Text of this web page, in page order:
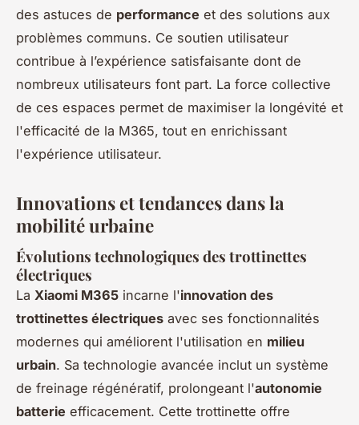
des astuces de performance et des solutions aux
problèmes communs. Ce soutien utilisateur
contribue à l’expérience satisfaisante dont de
nombreux utilisateurs font part. La force collective
de ces espaces permet de maximiser la longévité et
l'efficacité de la M365, tout en enrichissant
l'expérience utilisateur.
Innovations et tendances dans la
mobilité urbaine
Évolutions technologiques des trottinettes
électriques
La Xiaomi M365 incarne l'innovation des
trottinettes électriques avec ses fonctionnalités
modernes qui améliorent l'utilisation en milieu
urbain. Sa technologie avancée inclut un système
de freinage régénératif, prolongeant l'autonomie
batterie efficacement. Cette trottinette offre